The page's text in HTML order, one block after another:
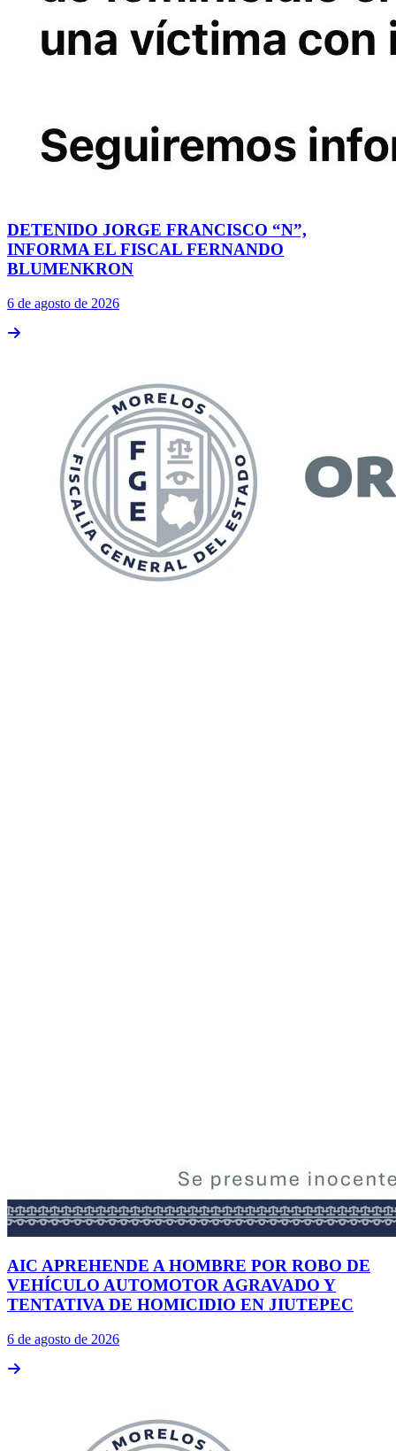
DETENIDO JORGE FRANCISCO “N”,
INFORMA EL FISCAL FERNANDO
BLUMENKRON
6 de agosto de 2026
AIC APREHENDE A HOMBRE POR ROBO DE
VEHÍCULO AUTOMOTOR AGRAVADO Y
TENTATIVA DE HOMICIDIO EN JIUTEPEC
6 de agosto de 2026